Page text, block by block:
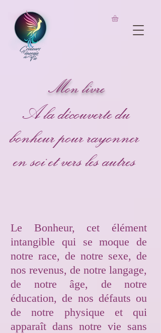
Mon livre
A la découverte du
bonheur pour rayonner
en soi et vers les autres
Le Bonheur, cet élément
intangible qui se moque de
notre race, de notre sexe, de
nos revenus, de notre langage,
de notre âge, de notre
éducation, de nos défauts ou
de notre physique et qui
apparaît dans notre vie sans